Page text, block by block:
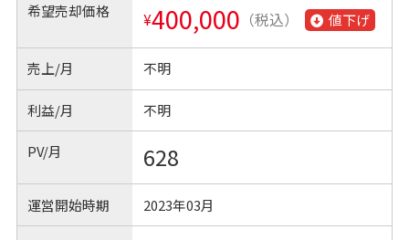
希望売却価格 ¥400,000 （税込） 値下げ
売上/月 不明
利益/月 不明
PV/月 628
運営開始時期 2023年03月